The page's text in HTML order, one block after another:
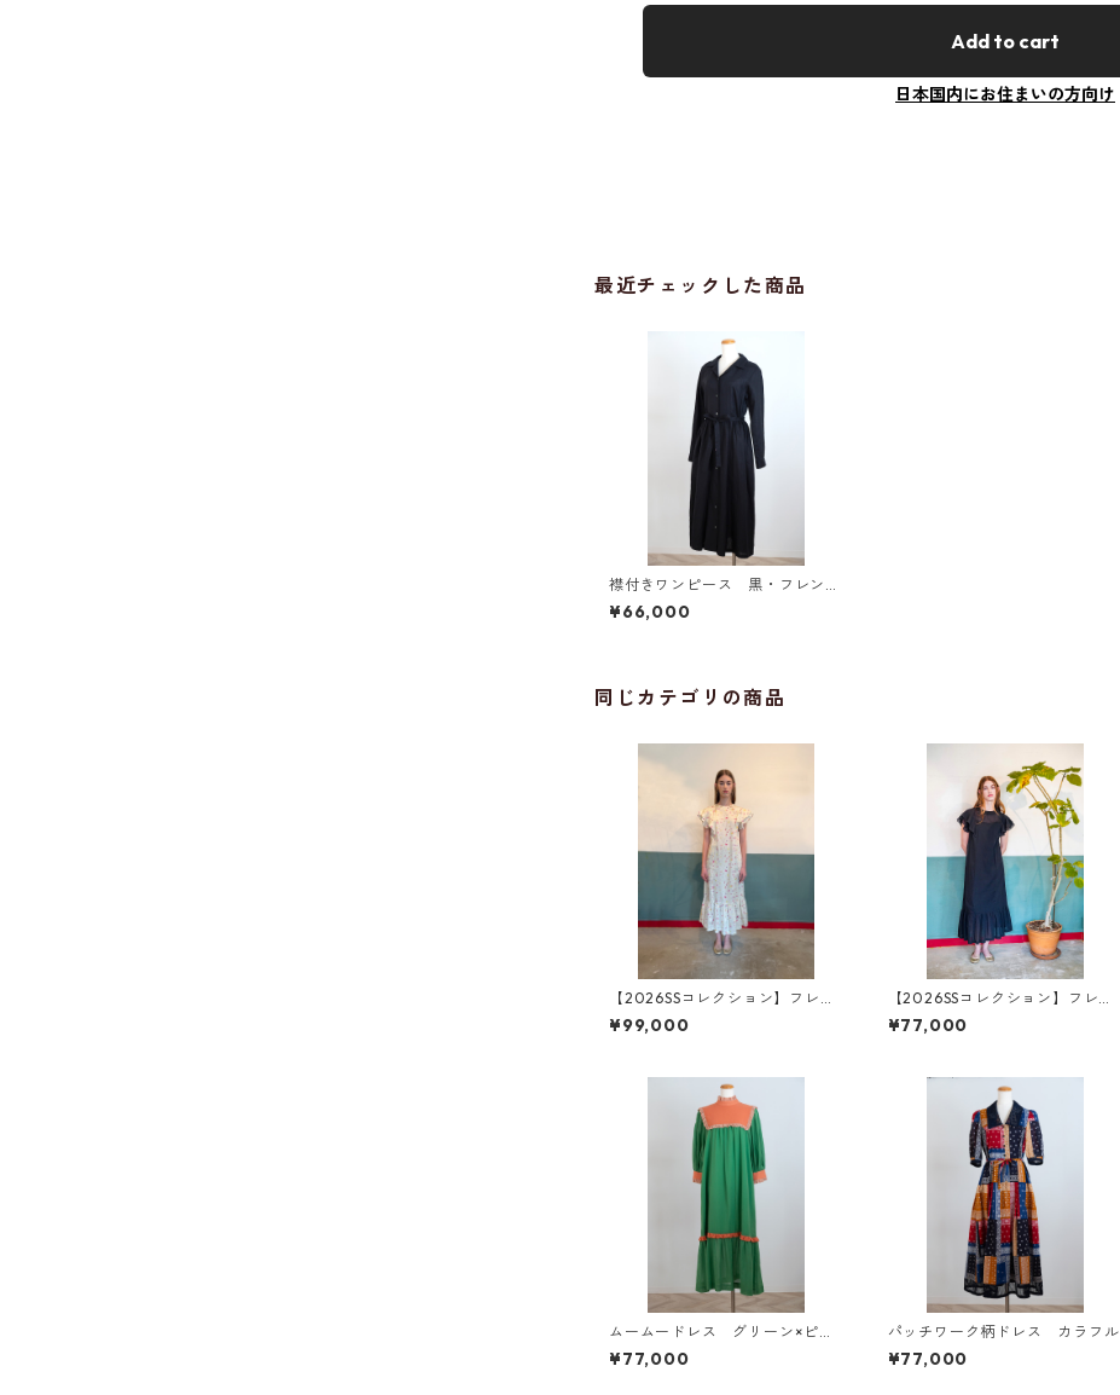
Add to cart
日本国内にお住まいの方向け
最近チェックした商品
襟付きワンピース 黒・フレンチ
リネン
¥66,000
同じカテゴリの商品
【2026SSコレクション】フレア
ワンピース
¥99,000
【2026SSコレクション】フレア
ワンピース
¥77,000
ムームードレス グリーン×ピン
ク
¥77,000
パッチワーク柄ドレス カラフル
¥77,000